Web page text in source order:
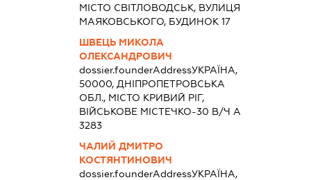
МІСТО СВІТЛОВОДСЬК, ВУЛИЦЯ
МАЯКОВСЬКОГО, БУДИНОК 17
ШВЕЦЬ МИКОЛА
ОЛЕКСАНДРОВИЧ
dossier.founderAddressУКРАЇНА,
50000, ДНІПРОПЕТРОВСЬКА
ОБЛ., МІСТО КРИВИЙ РІГ,
ВІЙСЬКОВЕ МІСТЕЧКО-30 В/Ч А
3283
ЧАЛИЙ ДМИТРО
КОСТЯНТИНОВИЧ
dossier.founderAddressУКРАЇНА,